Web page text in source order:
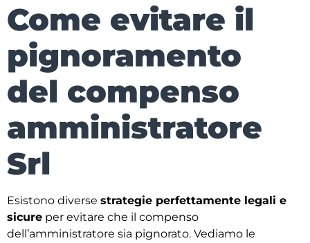
Come evitare il
pignoramento
del compenso
amministratore
Srl
Esistono diverse strategie perfettamente legali e
sicure per evitare che il compenso
dell’amministratore sia pignorato. Vediamo le